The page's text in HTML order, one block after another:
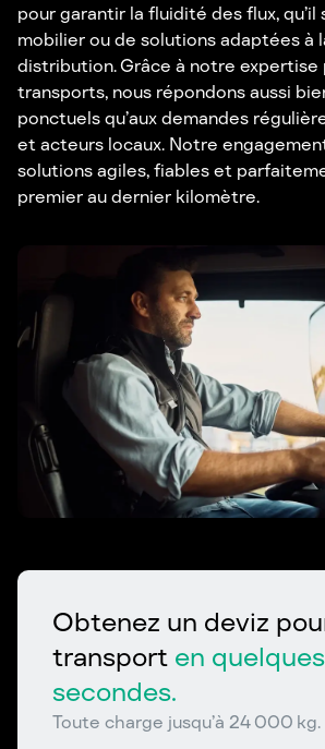
pour garantir la fluidité des flux, qu’il
mobilier ou de solutions adaptées à
distribution. Grâce à notre expertise
transports, nous répondons aussi
ponctuels qu’aux demandes
et acteurs locaux. Notre
solutions agiles, fiables et
premier au dernier kilomètre.
Obtenez un deviz
transport en quelques
secondes.
Toute charge jusqu’à 24 000 kg.